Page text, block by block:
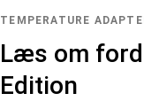
TEMPERATURE
Læs om
Edition